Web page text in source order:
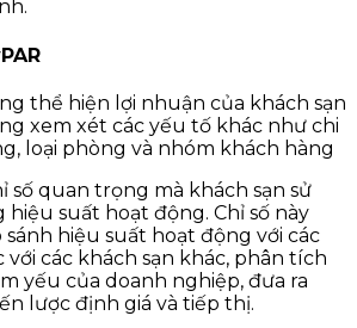
thể hiện lợi nhuận của khách sạn
xem xét các yếu tố khác như chi
loại phòng và nhóm khách hàng
số quan trọng mà khách sạn sử
suất hoạt động. Chỉ số này
sánh hiệu suất hoạt động với các
các khách sạn khác, phân tích
yếu của doanh nghiệp, đưa ra
lược định giá và tiếp thị.